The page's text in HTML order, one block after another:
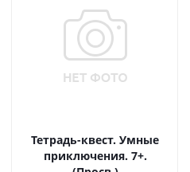
Тетрадь-квест. Умные
приключения. 7+.